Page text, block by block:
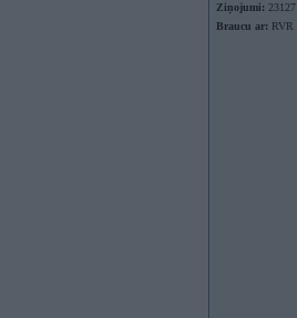
Ziņojumi: 23127
Braucu ar: RVR